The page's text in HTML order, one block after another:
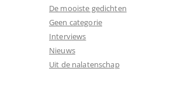
De mooiste gedichten
Geen categorie
Interviews
Nieuws
Uit de nalatenschap